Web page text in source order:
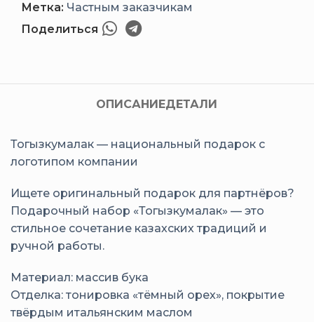
Метка: Частным заказчикам
Поделиться
ОПИСАНИЕДЕТАЛИ
Тогызкумалак — национальный подарок с
логотипом компании
Ищете оригинальный подарок для партнёров?
Подарочный набор «Тогызкумалак» — это
стильное сочетание казахских традиций и
ручной работы.
Материал: массив бука
Отделка: тонировка «тёмный орех», покрытие
твёрдым итальянским маслом